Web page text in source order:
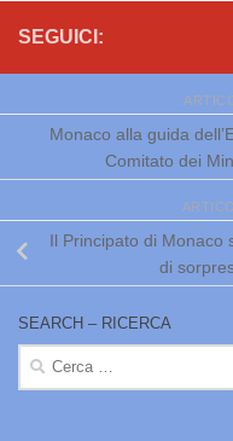
SEGUICI:
Monaco alla guida
Comitato dei
Il Principato di Monaco
di
SEARCH – RICERCA
Ricerca
per: